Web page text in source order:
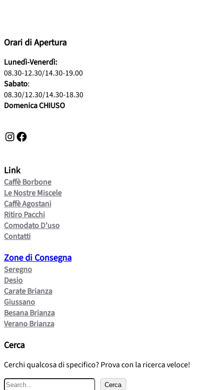
Orari di Apertura
Lunedì-Venerdì:
08.30-12.30/14.30-19.00
Sabato:
08.30/12.30/14.30-18.30
Domenica CHIUSO
Instagram Facebook
Link
Caffè Borbone
Le Nostre Miscele
Caffè Agostani
Ritiro Pacchi
Comodato D’uso
Contatti
Zone di Consegna
Seregno
Desio
Carate Brianza
Giussano
Besana Brianza
Verano Brianza
Cerca
Cerchi qualcosa di specifico? Prova con la ricerca veloce!
C
Cerca